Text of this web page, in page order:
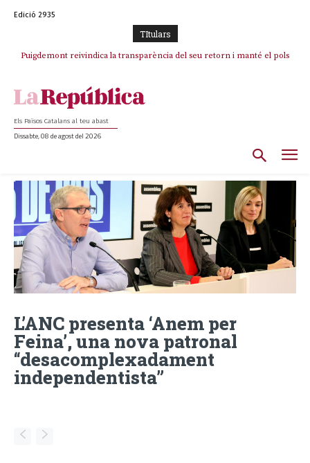
Edició 2935
TItulars
Puigdemont reivindica la transparència del seu retorn i manté el pols
Els Països Catalans al teu abast
Dissabte, 08 de agost del 2026
L’ANC presenta ‘Anem per
Feina’, una nova patronal
“desacomplexadament
independentista”